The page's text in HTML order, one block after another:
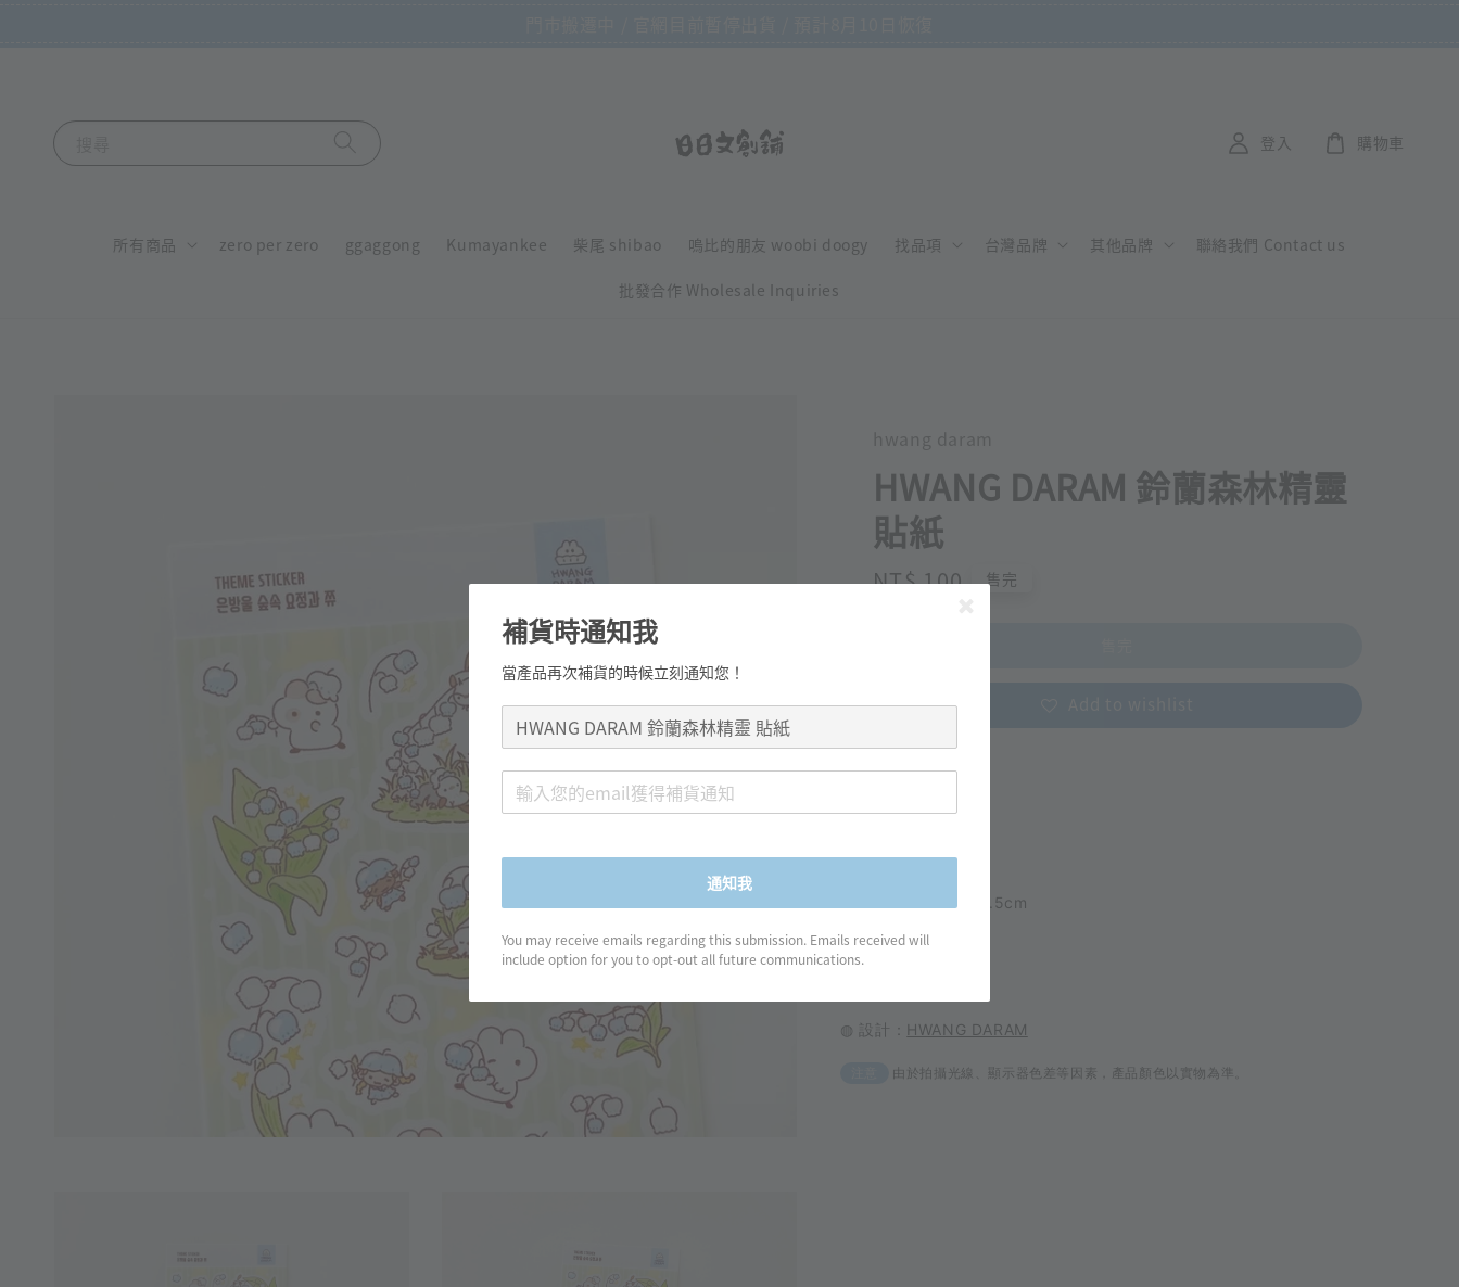
所有商品 zero per zero ggaggong Kumayankee 柴尾 shibao 嗚比的朋友 woobi doogy 找品項 台灣品牌 其他品牌 聯絡我們 Contact us
批發合作 Wholesale Inquiries
登入 購物車
HWANG DARAM 鈴蘭森林精靈
貼紙
Regular
NT$ 100 售完
分享
꒰ 商品資訊 ꒱
◍ 規格：7.7cm x 14.5cm
◍ 材質：合成紙
◍ 設計： HWANG DARAM
由於拍攝光線、顯示器色差等因素，產品顏色以實物為準。
補貨時通知我
當產品再次補貨的時候立刻通知您！
通知我
You may receive emails regarding this submission. Emails received will
include option for you to opt-out all future communications.